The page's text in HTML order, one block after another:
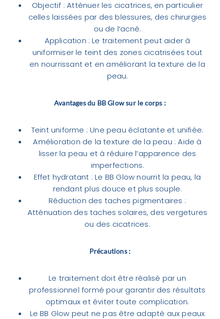
Objectif : Atténuer les cicatrices, en particulier
celles laissées par des blessures, des chirurgies
ou de l’acné.
Application : Le traitement peut aider à
uniformiser le teint des zones cicatrisées tout
en nourrissant et en améliorant la texture de la
peau.
Avantages du BB Glow sur le corps :
Teint uniforme : Une peau éclatante et unifiée.
Amélioration de la texture de la peau : Aide à
lisser la peau et à réduire l’apparence des
imperfections.
Effet hydratant : Le BB Glow nourrit la peau, la
rendant plus douce et plus souple.
Réduction des taches pigmentaires :
Atténuation des taches solaires, des vergetures
ou des cicatrices.
Précautions :
Le traitement doit être réalisé par un
professionnel formé pour garantir des résultats
optimaux et éviter toute complication.
Le BB Glow peut ne pas être adapté aux peaux